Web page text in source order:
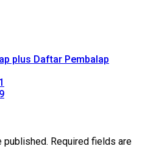
plus Daftar Pembalap
published. Required fields are